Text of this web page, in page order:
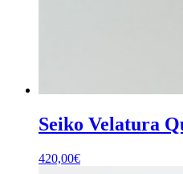
Seiko Velatura
420,00€